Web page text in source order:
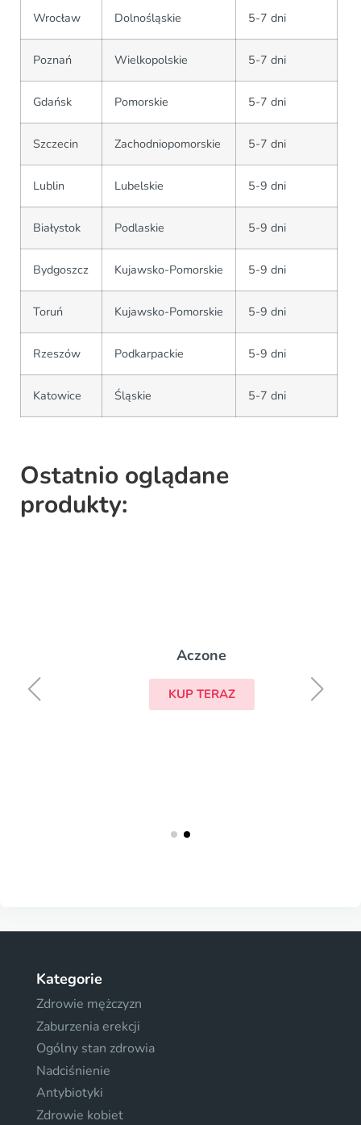
Wrocław Dolnośląskie 5-7 dni
Poznań Wielkopolskie 5-7 dni
Gdańsk Pomorskie 5-7 dni
Szczecin Zachodniopomorskie 5-7 dni
Lublin Lubelskie 5-9 dni
Białystok Podlaskie 5-9 dni
Bydgoszcz Kujawsko-Pomorskie 5-9 dni
Toruń Kujawsko-Pomorskie 5-9 dni
Rzeszów Podkarpackie 5-9 dni
Katowice Śląskie 5-7 dni
Ostatnio oglądane
produkty:
Kategorie
Zdrowie mężczyzn
Zaburzenia erekcji
Ogólny stan zdrowia
Nadciśnienie
Antybiotyki
Zdrowie kobiet